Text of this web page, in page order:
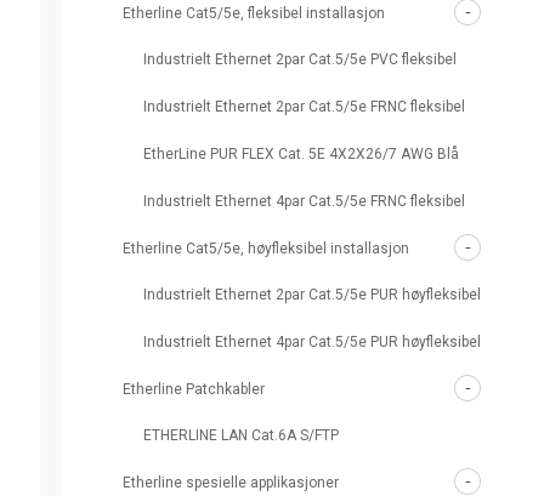
Etherline Cat5/5e, fleksibel installasjon
Industrielt Ethernet 2par Cat.5/5e PVC fleksibel
Industrielt Ethernet 2par Cat.5/5e FRNC fleksibel
EtherLine PUR FLEX Cat. 5E 4X2X26/7 AWG Blå
Industrielt Ethernet 4par Cat.5/5e FRNC fleksibel
Etherline Cat5/5e, høyfleksibel installasjon
Industrielt Ethernet 2par Cat.5/5e PUR høyfleksibel
Industrielt Ethernet 4par Cat.5/5e PUR høyfleksibel
Etherline Patchkabler
ETHERLINE LAN Cat.6A S/FTP
Etherline spesielle applikasjoner